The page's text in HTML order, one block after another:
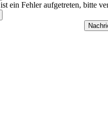
ein Fehler aufgetreten, bitte